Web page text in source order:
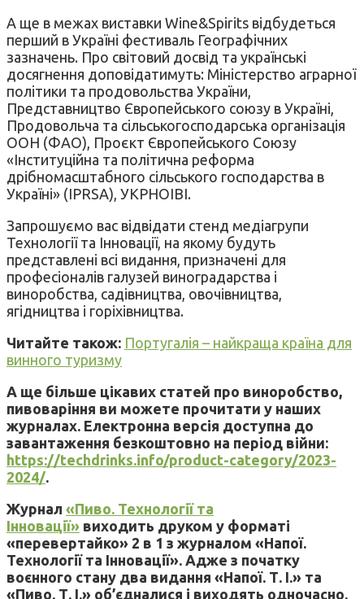
А ще в межах виставки Wine&Spirits відбудеться
перший в Україні фестиваль Географічних
зазначень. Про світовий досвід та українські
досягнення доповідатимуть: Міністерство аграрної
політики та продовольства України,
Представництво Європейського союзу в Україні,
Продовольча та сільськогосподарська організація
ООН (ФАО), Проєкт Європейського Союзу
«Інституційна та політична реформа
дрібномасштабного сільського господарства в
Україні» (IPRSA), УКРНОІВІ.
Запрошуємо вас відвідати стенд медіагрупи
Технології та Інновації, на якому будуть
представлені всі видання, призначені для
професіоналів галузей виноградарства і
виноробства, садівництва, овочівництва,
ягідництва і горіхівництва.
Читайте також: Португалія – найкраща країна для
винного туризму
А ще більше цікавих статей про виноробство,
пивоваріння ви можете прочитати у наших
журналах. Електронна версія доступна до
завантаження безкоштовно на період війни:
https://techdrinks.info/product-category/2023-
2024/.
Журнал «Пиво. Технології та
Інновації» виходить друком у форматі
«перевертайко» 2 в 1 з журналом «Напої.
Технології та Інновації». Адже з початку
воєнного стану два видання «Напої. Т. І.» та
«Пиво. Т. І.» об’єдналися і виходять одночасно.